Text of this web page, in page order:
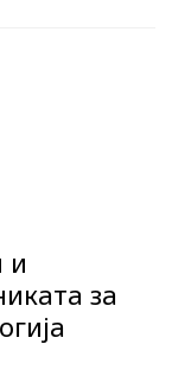
и
за